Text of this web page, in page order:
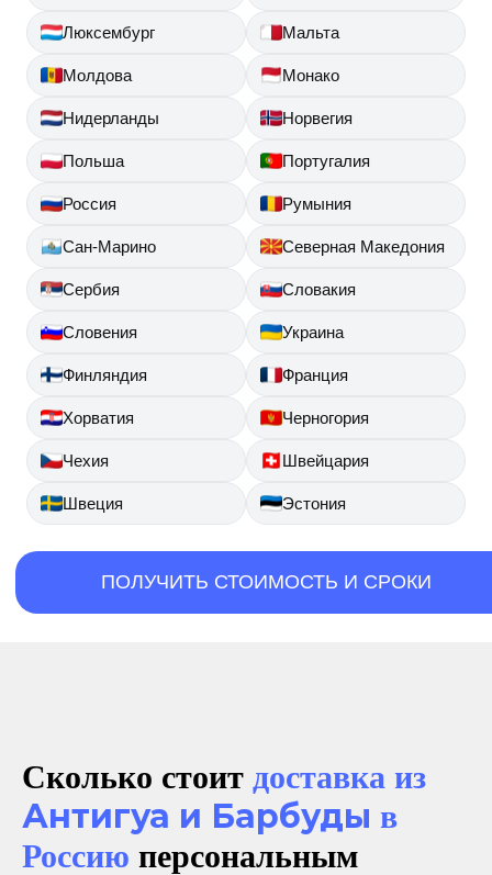
Люксембург Мальта
Молдова Монако
Нидерланды Норвегия
Польша Португалия
Россия Румыния
Сан-Марино Северная Македония
Сербия Словакия
Словения Украина
Финляндия Франция
Хорватия Черногория
Чехия Швейцария
Швеция Эстония
ПОЛУЧИТЬ СТОИМОСТЬ И СРОКИ
Сколько стоит доставка из
Антигуа и Барбуды в
Россию персональным